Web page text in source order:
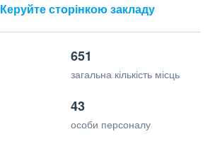
Керуйте сторінкою закладу
651
загальна кількість місць
43
особи персоналу